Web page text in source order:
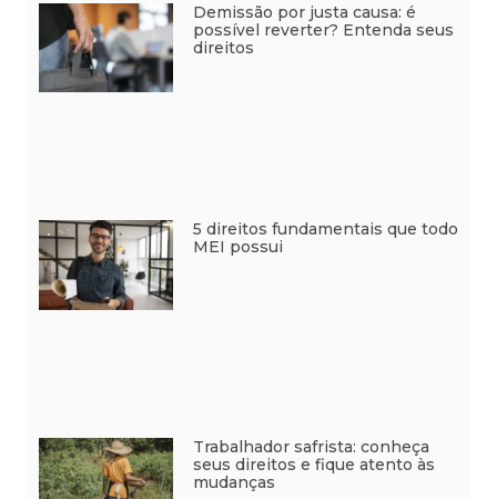
Demissão por justa causa: é
possível reverter? Entenda seus
direitos
5 direitos fundamentais que todo
MEI possui
Trabalhador safrista: conheça
seus direitos e fique atento às
mudanças